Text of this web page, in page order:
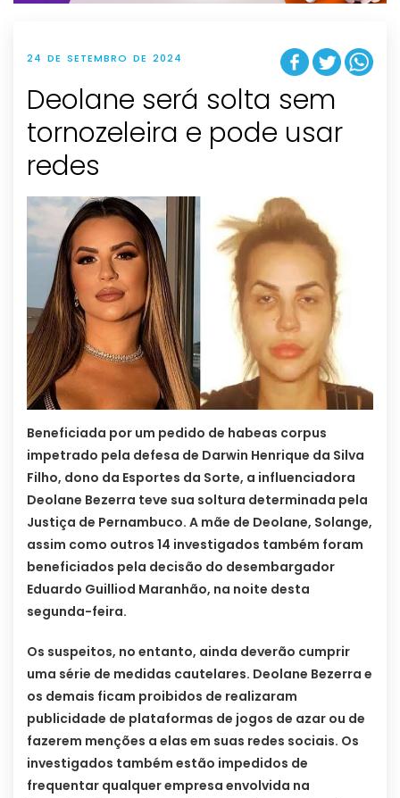
24 DE SETEMBRO DE 2024
Deolane será solta sem
tornozeleira e pode usar
redes
Beneficiada por um pedido de habeas corpus
impetrado pela defesa de Darwin Henrique da Silva
Filho, dono da Esportes da Sorte, a influenciadora
Deolane Bezerra teve sua soltura determinada pela
Justiça de Pernambuco. A mãe de Deolane, Solange,
assim como outros 14 investigados também foram
beneficiados pela decisão do desembargador
Eduardo Guilliod Maranhão, na noite desta
segunda-feira.
Os suspeitos, no entanto, ainda deverão cumprir
uma série de medidas cautelares. Deolane Bezerra e
os demais ficam proibidos de realizaram
publicidade de plataformas de jogos de azar ou de
fazerem menções a elas em suas redes sociais. Os
investigados também estão impedidos de
frequentar qualquer empresa envolvida na